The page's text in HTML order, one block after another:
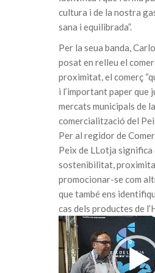
cultura i de la nostra
sana i equilibrada”.
Per la seua banda,
posat en relleu el
proximitat, el comerç
i l’important paper que
mercats municipals de
comercialització del
Per al regidor de
Peix de LLotja
sostenibilitat,
promocionar-se com
que també ens
cas dels productes de
Reproductor
de
vídeo